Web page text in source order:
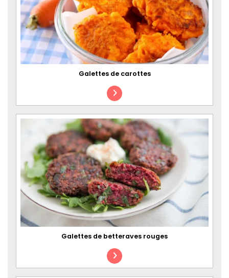
Galettes de carottes
Galettes de betteraves rouges